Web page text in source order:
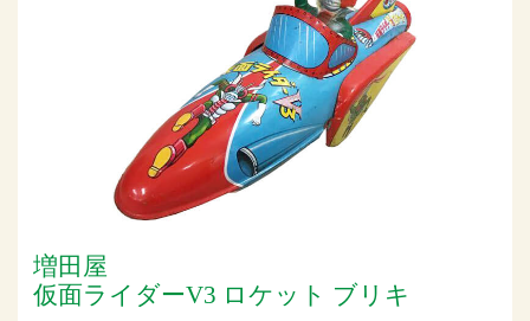
増田屋
仮面ライダーV3 ロケット ブリキ